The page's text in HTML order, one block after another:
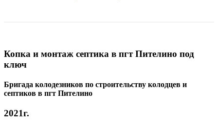
Копка и монтаж септика в пгт Пителино под
ключ
Бригада колодезников по строительству колодцев и
септиков в пгт Пителино
2021г.